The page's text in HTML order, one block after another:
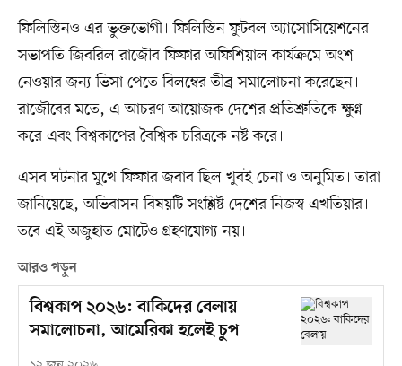
ফিলিস্তিনও এর ভুক্তভোগী। ফিলিস্তিন ফুটবল অ্যাসোসিয়েশনের
সভাপতি জিবরিল রাজৌব ফিফার অফিশিয়াল কার্যক্রমে অংশ
নেওয়ার জন্য ভিসা পেতে বিলম্বের তীব্র সমালোচনা করেছেন।
রাজৌবের মতে, এ আচরণ আয়োজক দেশের প্রতিশ্রুতিকে ক্ষুণ্ন
করে এবং বিশ্বকাপের বৈশ্বিক চরিত্রকে নষ্ট করে।
এসব ঘটনার মুখে ফিফার জবাব ছিল খুবই চেনা ও অনুমিত। তারা
জানিয়েছে, অভিবাসন বিষয়টি সংশ্লিষ্ট দেশের নিজস্ব এখতিয়ার।
তবে এই অজুহাত মোটেও গ্রহণযোগ্য নয়।
আরও পড়ুন
বিশ্বকাপ ২০২৬: বাকিদের বেলায়
সমালোচনা, আমেরিকা হলেই চুপ